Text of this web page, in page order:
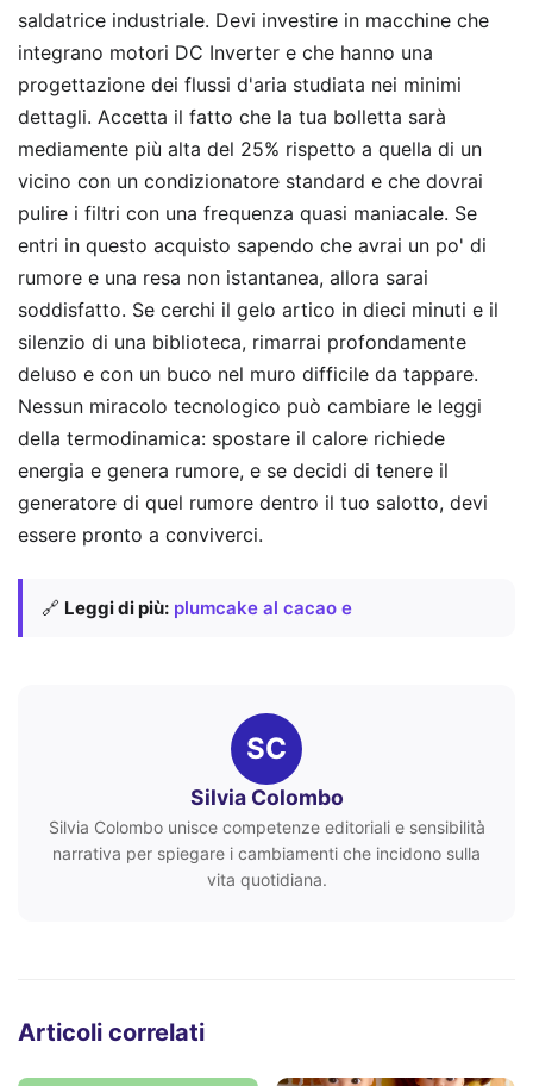
saldatrice industriale. Devi investire in macchine che
integrano motori DC Inverter e che hanno una
progettazione dei flussi d'aria studiata nei minimi
dettagli. Accetta il fatto che la tua bolletta sarà
mediamente più alta del 25% rispetto a quella di un
vicino con un condizionatore standard e che dovrai
pulire i filtri con una frequenza quasi maniacale. Se
entri in questo acquisto sapendo che avrai un po' di
rumore e una resa non istantanea, allora sarai
soddisfatto. Se cerchi il gelo artico in dieci minuti e il
silenzio di una biblioteca, rimarrai profondamente
deluso e con un buco nel muro difficile da tappare.
Nessun miracolo tecnologico può cambiare le leggi
della termodinamica: spostare il calore richiede
energia e genera rumore, e se decidi di tenere il
generatore di quel rumore dentro il tuo salotto, devi
essere pronto a conviverci.
🔗 Leggi di più: plumcake al cacao e
SC
Silvia Colombo
Silvia Colombo unisce competenze editoriali e sensibilità
narrativa per spiegare i cambiamenti che incidono sulla
vita quotidiana.
Articoli correlati